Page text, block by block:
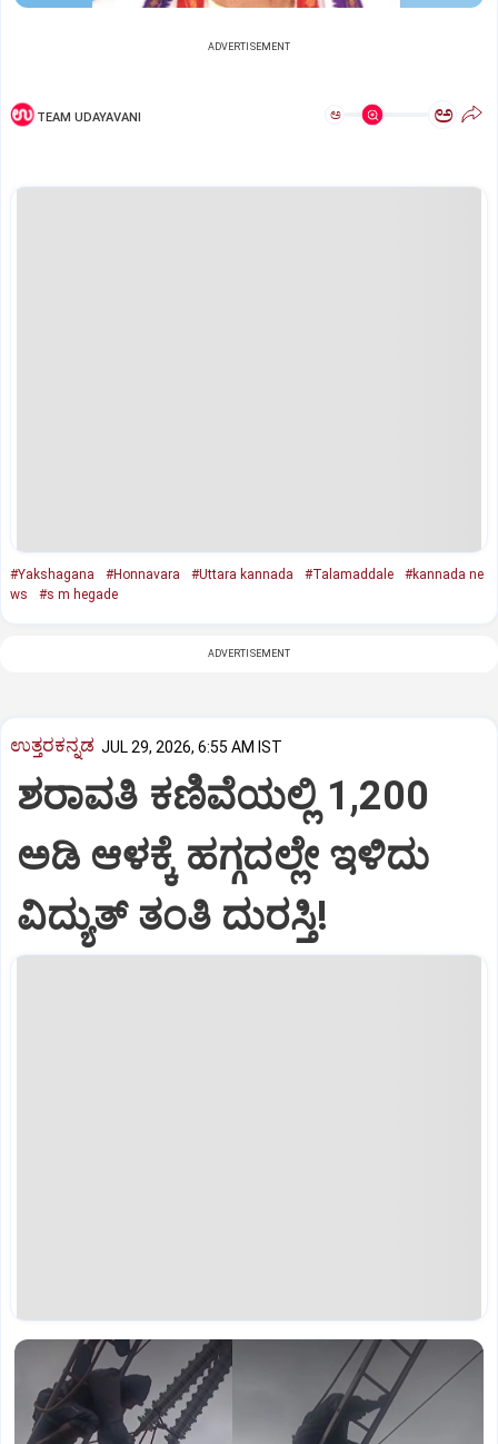
ADVERTISEMENT
TEAM UDAYAVANI ಅ ಅ
#Yakshagana #Honnavara #Uttara kannada #Talamaddale
#kannada ne
ws
#s m hegade
ADVERTISEMENT
ಉತ್ತರಕನ್ನಡ JUL 29, 2026, 6:55 AM IST
ಶರಾವತಿ ಕಣಿವೆಯಲ್ಲಿ 1,200
ಅಡಿ ಆಳಕ್ಕೆ ಹಗ್ಗದಲ್ಲೇ ಇಳಿದು
ವಿದ್ಯುತ್‌ ತಂತಿ ದುರಸ್ತಿ!